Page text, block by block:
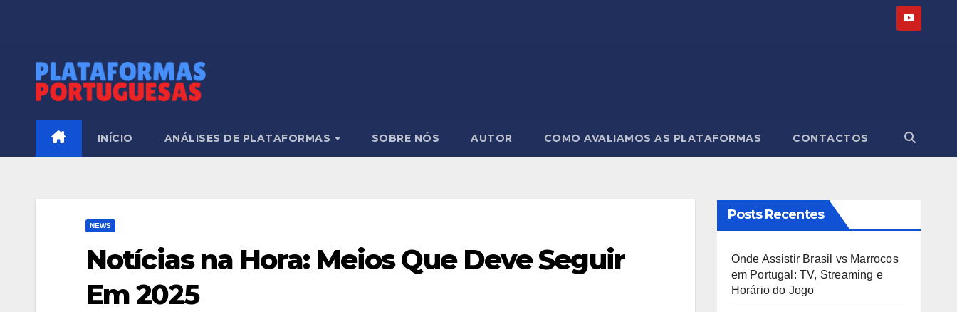
INÍCIO ANÁLISES DE PLATAFORMAS SOBRE NÓS AUTOR COMO AVALIAMOS AS PLATAFORMAS CONTACTOS
NEWS
Notícias na Hora: Meios Que Deve Seguir
Em 2025
Posts Recentes
Onde Assistir Brasil vs Marrocos
em Portugal: TV, Streaming e
Horário do Jogo